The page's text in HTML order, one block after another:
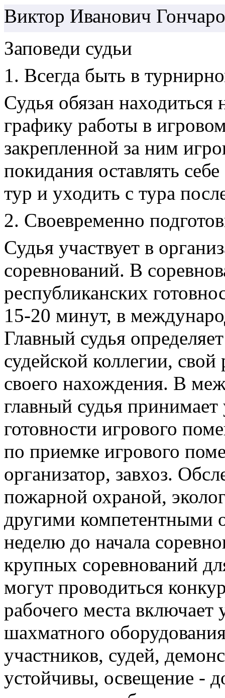
Виктор Иванович
Заповеди судьи
1. Всегда быть в
Судья обязан
графику работы в
закрепленной за ним
покидания оставлять
тур и уходить с тура
2. Своевременно
Судья участвует в
соревнований. В
республиканских
15-20 минут, в
Главный судья
судейской коллегии,
своего нахождения. В
главный судья
готовности игрового
по приемке игрового
организатор, завхоз.
пожарной охраной,
другими компетентными
неделю до начала
крупных соревнований
могут проводиться
рабочего места включает
шахматного
участников, судей,
устойчивы, освещение -